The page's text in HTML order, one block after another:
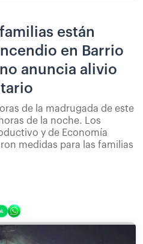
están
en Barrio
anuncia alivio
de la madrugada de este
de la noche. Los
y de Economía
medidas para las familias